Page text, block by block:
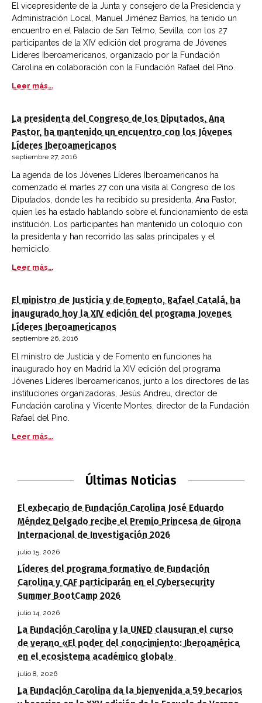
El vicepresidente de la Junta y consejero de la Presidencia y
Administración Local, Manuel Jiménez Barrios, ha tenido un
encuentro en el Palacio de San Telmo, Sevilla, con los 27
participantes de la XIV edición del programa de Jóvenes
Líderes Iberoamericanos, organizado por la Fundación
Carolina en colaboración con la Fundación Rafael del Pino.
Leer más...
La presidenta del Congreso de los Diputados, Ana
Pastor, ha mantenido un encuentro con los Jóvenes
Líderes Iberoamericanos
septiembre 27, 2016
La agenda de los Jóvenes Líderes Iberoamericanos ha
comenzado el martes 27 con una visita al Congreso de los
Diputados, donde les ha recibido su presidenta, Ana Pastor,
quien les ha estado hablando sobre el funcionamiento de esta
institución. Los participantes han mantenido un coloquio con
la presidenta y han recorrido las salas principales y el
hemiciclo.
Leer más...
El ministro de Justicia y de Fomento, Rafael Catalá, ha
inaugurado hoy la XIV edición del programa Jovenes
Líderes Iberoamericanos
septiembre 26, 2016
El ministro de Justicia y de Fomento en funciones ha
inaugurado hoy en Madrid la XIV edición del programa
Jóvenes Líderes Iberoamericanos, junto a los directores de las
instituciones organizadoras, Jesús Andreu, director de
Fundación carolina y Vicente Montes, director de la Fundación
Rafael del Pino.
Leer más...
Últimas Noticias
El exbecario de Fundación Carolina José Eduardo
Méndez Delgado recibe el Premio Princesa de Girona
Internacional de Investigación 2026
julio 15, 2026
Líderes del programa formativo de Fundación
Carolina y CAF participarán en el Cybersecurity
Summer BootCamp 2026
julio 14, 2026
La Fundación Carolina y la UNED clausuran el curso
de verano «El poder del conocimiento: Iberoamérica
en el ecosistema académico global»
julio 8, 2026
La Fundación Carolina da la bienvenida a 59 becarios